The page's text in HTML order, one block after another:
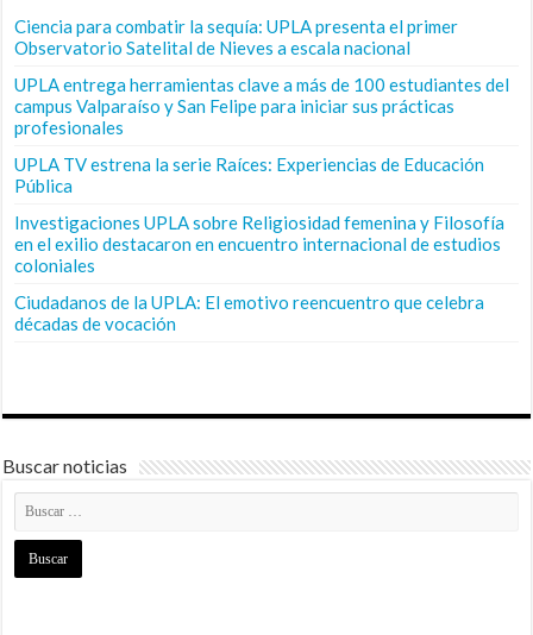
Ciencia para combatir la sequía: UPLA presenta el primer
Observatorio Satelital de Nieves a escala nacional
UPLA entrega herramientas clave a más de 100 estudiantes del
campus Valparaíso y San Felipe para iniciar sus prácticas
profesionales
UPLA TV estrena la serie Raíces: Experiencias de Educación
Pública
Investigaciones UPLA sobre Religiosidad femenina y Filosofía
en el exilio destacaron en encuentro internacional de estudios
coloniales
Ciudadanos de la UPLA: El emotivo reencuentro que celebra
décadas de vocación
Buscar noticias